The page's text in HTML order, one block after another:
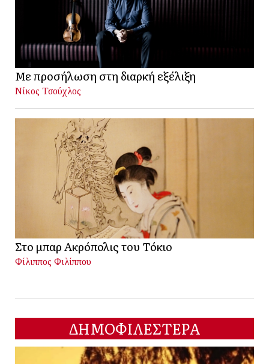
Με προσήλωση στη διαρκή εξέλιξη
Νίκος Τσούχλος
Στο μπαρ Ακρόπολις του Τόκιο
Φίλιππος Φιλίππου
ΔΗΜΟΦΙΛΕΣΤΕΡΑ